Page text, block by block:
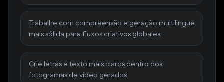
Trabalhe com compreensão e geração multilingue
mais sólida para fluxos criativos globales.
Crie letras e texto mais claros dentro dos
fotogramas de vídeo gerados.